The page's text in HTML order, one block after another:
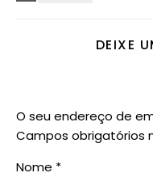
DEIXE
O seu endereço de
Campos obrigatórios
Nome *